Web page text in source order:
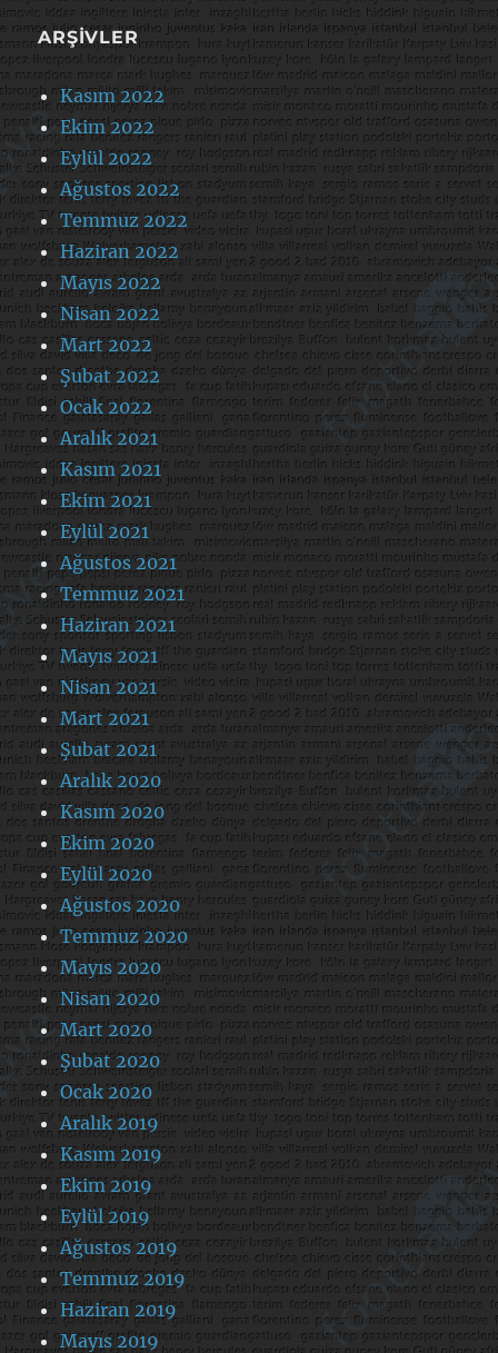
ARŞIVLER
Kasım 2022
Ekim 2022
Eylül 2022
Ağustos 2022
Temmuz 2022
Haziran 2022
Mayıs 2022
Nisan 2022
Mart 2022
Şubat 2022
Ocak 2022
Aralık 2021
Kasım 2021
Ekim 2021
Eylül 2021
Ağustos 2021
Temmuz 2021
Haziran 2021
Mayıs 2021
Nisan 2021
Mart 2021
Şubat 2021
Aralık 2020
Kasım 2020
Ekim 2020
Eylül 2020
Ağustos 2020
Temmuz 2020
Mayıs 2020
Nisan 2020
Mart 2020
Şubat 2020
Ocak 2020
Aralık 2019
Kasım 2019
Ekim 2019
Eylül 2019
Ağustos 2019
Temmuz 2019
Haziran 2019
Mayıs 2019